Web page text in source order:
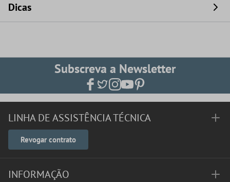
Dicas
Subscreva a Newsletter
LINHA DE ASSISTÊNCIA TÉCNICA
Revogar contrato
INFORMAÇÃO